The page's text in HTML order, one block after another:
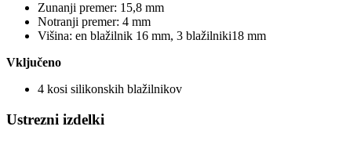
Zunanji premer: 15,8 mm
Notranji premer: 4 mm
Višina: en blažilnik 16 mm, 3 blažilniki18 mm
Vključeno
4 kosi silikonskih blažilnikov
Ustrezni izdelki